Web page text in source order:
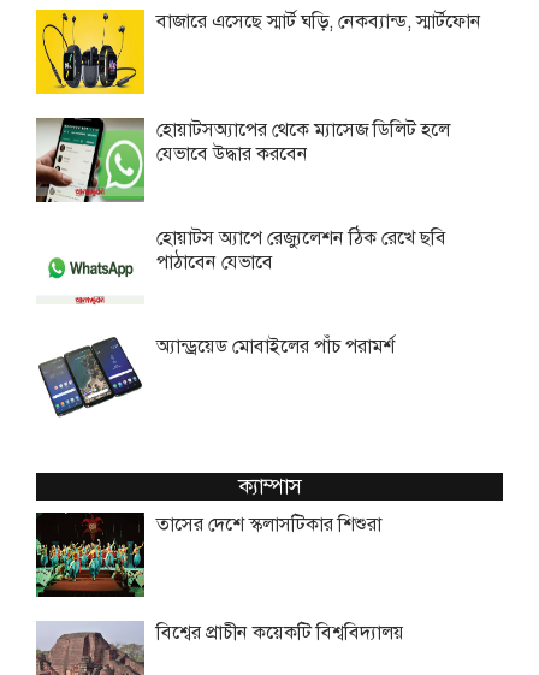
বাজারে এসেছে স্মার্ট ঘড়ি, নেকব্যান্ড, স্মার্টফোন
হোয়াটসঅ্যাপের থেকে ম্যাসেজ ডিলিট হলে
যেভাবে উদ্ধার করবেন
হোয়াটস অ্যাপে রেজ্যুলেশন ঠিক রেখে ছবি
পাঠাবেন যেভাবে
অ্যান্ড্রয়েড মোবাইলের পাঁচ পরামর্শ
ক্যাম্পাস
তাসের দেশে স্কলাসটিকার শিশুরা
বিশ্বের প্রাচীন কয়েকটি বিশ্ববিদ্যালয়